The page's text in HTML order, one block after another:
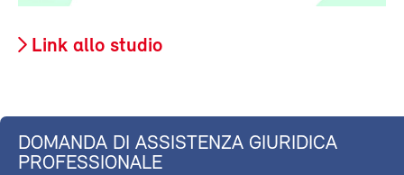
Link allo studio
DOMANDA DI ASSISTENZA GIURIDICA
PROFESSIONALE